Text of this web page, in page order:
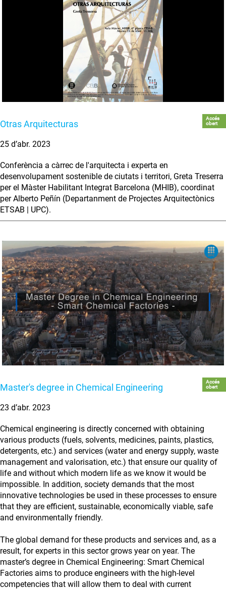
Otras Arquitecturas
Accés
obert
25 d’abr. 2023
Conferència a càrrec de l'arquitecta i experta en
desenvolupament sostenible de ciutats i territori, Greta Treserra
per el Màster Habilitant Integrat Barcelona (MHIB), coordinat
per Alberto Peñín (Departanment de Projectes Arquitectònics
ETSAB | UPC).
Master's degree in Chemical Engineering
Accés
obert
23 d’abr. 2023
Chemical engineering is directly concerned with obtaining
various products (fuels, solvents, medicines, paints, plastics,
detergents, etc.) and services (water and energy supply, waste
management and valorisation, etc.) that ensure our quality of
life and without which modern life as we know it would be
impossible. In addition, society demands that the most
innovative technologies be used in these processes to ensure
that they are efficient, sustainable, economically viable, safe
and environmentally friendly.
The global demand for these products and services and, as a
result, for experts in this sector grows year on year. The
master’s degree in Chemical Engineering: Smart Chemical
Factories aims to produce engineers with the high-level
competencies that will allow them to deal with current